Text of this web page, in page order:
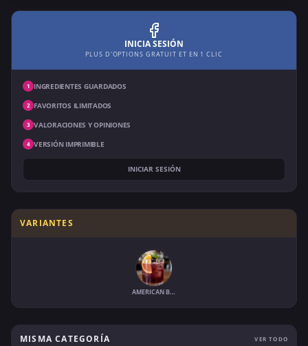
INICIA SESIÓN
PLUS D'OPTIONS GRATUIT ET EN 1 CLIC
1 INGREDIENTES GUARDADOS
2 FAVORITOS ILIMITADOS
3 VALORACIONES Y OPINIONES
4 VERSIÓN IMPRIMIBLE
INICIAR SESIÓN
VARIANTES
AMERICAN BISHOP
MISMA CATEGORÍA VER TODO